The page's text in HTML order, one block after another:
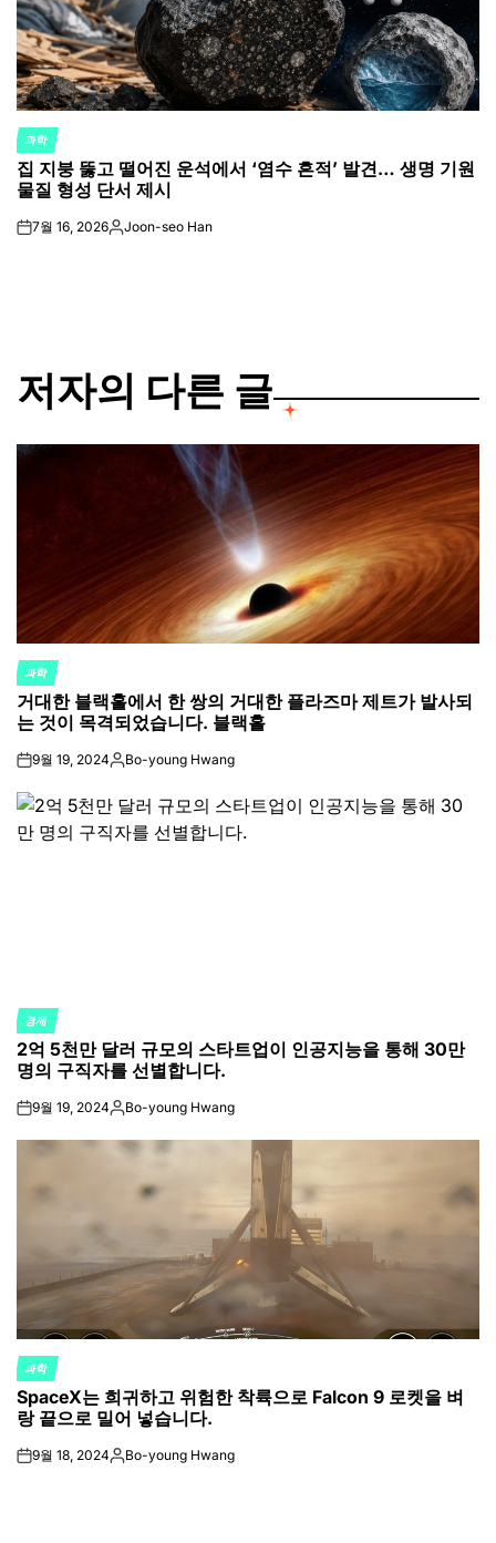
POSTED
IN
과학
집 지붕 뚫고 떨어진 운석에서 ‘염수 흔적’ 발견… 생명 기원
물질 형성 단서 제시
on7월 16, 2026Posted
Joon-seo Han
저자의 다른 글
POSTED
IN
과학
거대한 블랙홀에서 한 쌍의 거대한 플라즈마 제트가 발사되
는 것이 목격되었습니다. 블랙홀
on9월 19, 2024Posted
Bo-young Hwang
POSTED
IN
경제
2억 5천만 달러 규모의 스타트업이 인공지능을 통해 30만
명의 구직자를 선별합니다.
on9월 19, 2024Posted
Bo-young Hwang
POSTED
IN
과학
SpaceX는 희귀하고 위험한 착륙으로 Falcon 9 로켓을 벼
랑 끝으로 밀어 넣습니다.
on9월 18, 2024Posted
Bo-young Hwang